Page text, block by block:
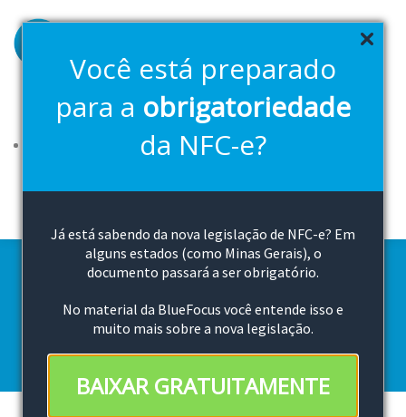
Você está preparado
para a obrigatoriedade
da NFC-e?
Já está sabendo da nova legislação de NFC-e? Em
alguns estados (como Minas Gerais), o
documento passará a ser obrigatório.
No material da BlueFocus você entende isso e
muito mais sobre a nova legislação.
BAIXAR GRATUITAMENTE
para
conteúdo
Soluções
Planos FAQ 2ª Via Boleto Downloads
Cloud Bluefocus
Perguntas Frequentes